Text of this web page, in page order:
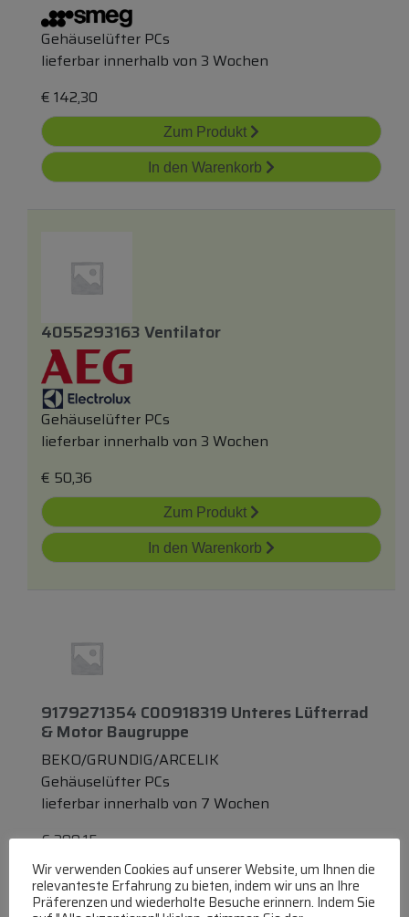
Gehäuselüfter PCs
lieferbar innerhalb von 3 Wochen
€ 142,30
Zum Produkt
In den Warenkorb
4055293163 Ventilator
Gehäuselüfter PCs
lieferbar innerhalb von 3 Wochen
€ 50,36
Zum Produkt
In den Warenkorb
9179271354 C00918319 Unteres Lüfterrad
& Motor Baugruppe
BEKO/GRUNDIG/ARCELIK
Gehäuselüfter PCs
lieferbar innerhalb von 7 Wochen
€299,15
Zum Produkt
In den Warenkorb
Wir verwenden Cookies auf unserer Website, um Ihnen die
relevanteste Erfahrung zu bieten, indem wir uns an Ihre
Präferenzen und wiederholte Besuche erinnern. Indem Sie